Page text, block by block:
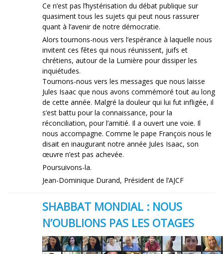
Ce n’est pas l’hystérisation du débat publique sur
quasiment tous les sujets qui peut nous rassurer
quant à l’avenir de notre démocratie.
Alors tournons-nous vers l’espérance à laquelle nous
invitent ces fêtes qui nous réunissent, juifs et
chrétiens, autour de la Lumière pour dissiper les
inquiétudes.
Tournons-nous vers les messages que nous laisse
Jules Isaac que nous avons commémoré tout au long
de cette année. Malgré la douleur qui lui fut infligée, il
s’est battu pour la connaissance, pour la
réconciliation, pour l’amitié. Il a ouvert une voie. Il
nous accompagne. Comme le pape François nous le
disait en inaugurant notre année Jules Isaac, son
œuvre n’est pas achevée.
Poursuivons-la.
Jean-Dominique Durand, Président de l’AJCF
SHABBAT MONDIAL : NOUS
N’OUBLIONS PAS LES OTAGES